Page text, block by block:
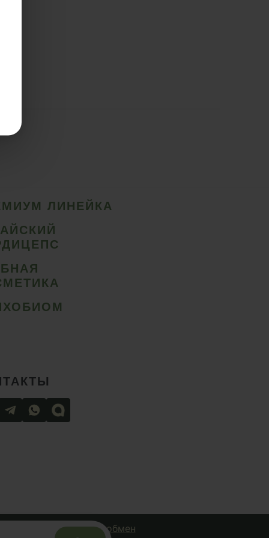
ЛИНЕЙКА
Возврат и обмен